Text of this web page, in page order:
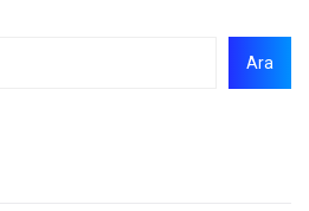
Ara